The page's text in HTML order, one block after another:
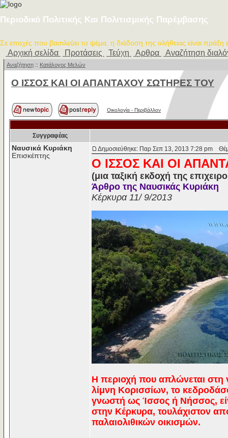
Περιοδικό Πολιτικής Και Πολιτισμικής Παρέμβασης
Σε εποχές που βασιλεύει το ψέμα, η διάδοση της αλήθειας είναι πράξη
Αρχική σελίδα Προτάσεις Τεύχη Αρθρα Αναζήτηση
Αναζήτηση :: Κατάλογος Μελών
Ο ΙΣΣΟΣ ΚΑΙ ΟΙ ΑΠΑΝΤΑΧΟΥ ΣΩΤΗΡΕΣ ΤΟΥ
Οικολογία - Περιβάλλον
Συγγραφέας
Ναυσικά Κυριάκη
Επισκέπτης
Δημοσιεύθηκε: Παρ Σεπ 13, 2013 7:28 pm
Ο ΙΣΣΟΣ ΚΑΙ ΟΙ
(μια ταξική εκδοχή της
Άρθρο της Ναυσικάς Κυριάκη
Κέρκυρα 11/ 9/2013
Η περιοχή που απλώνεται στη
λίμνη Κορισσίων, το
γνωστή ως Ίσσος ή Νήσσος,
στην Κέρκυρα, τουλάχιστον
παλαιολιθικών οικισμών.